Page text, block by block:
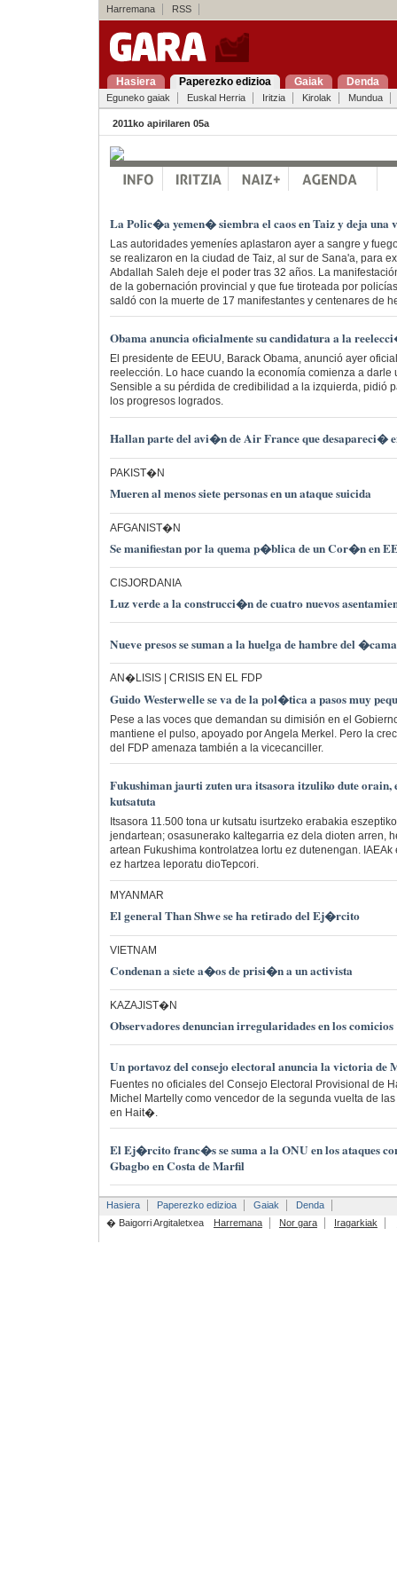
Harremana RSS
Hasiera Paperezko edizioa Gaiak Denda
Eguneko gaiak Euskal Herria Iritzia Kirolak Mundua
2011ko apirilaren 05a
La Polic�a yemen� siembra el caos en Taiz y deja una
Las autoridades yemeníes aplastaron ayer a sangre y
se realizaron en la ciudad de Taiz, al sur de Sana'a, para
Abdallah Saleh deje el poder tras 32 años. La
de la gobernación provincial y que fue tiroteada por
saldó con la muerte de 17 manifestantes y centenares de
Obama anuncia oficialmente su candidatura a la
El presidente de EEUU, Barack Obama, anunció ayer
reelección. Lo hace cuando la economía comienza a darle
Sensible a su pérdida de credibilidad a la izquierda, pidió
los progresos logrados.
Hallan parte del avi�n de Air France que desapareci�
PAKIST�N
Mueren al menos siete personas en un ataque suicida
AFGANIST�N
Se manifiestan por la quema p�blica de un Cor�n en
CISJORDANIA
Luz verde a la construcci�n de cuatro nuevos
Nueve presos se suman a la huelga de hambre del
AN�LISIS | CRISIS EN EL FDP
Guido Westerwelle se va de la pol�tica a pasos muy
Pese a las voces que demandan su dimisión en el
mantiene el pulso, apoyado por Angela Merkel. Pero la
del FDP amenaza también a la vicecanciller.
Fukushiman jaurti zuten ura itsasora itzuliko dute
kutsatuta
Itsasora 11.500 tona ur kutsatu isurtzeko erabakia
jendartean; osasunerako kaltegarria ez dela dioten arren,
artean Fukushima kontrolatzea lortu ez dutenengan.
ez hartzea leporatu dioTepcori.
MYANMAR
El general Than Shwe se ha retirado del Ej�rcito
VIETNAM
Condenan a siete a�os de prisi�n a un activista
KAZAJIST�N
Observadores denuncian irregularidades en los comicios
Un portavoz del consejo electoral anuncia la victoria
Fuentes no oficiales del Consejo Electoral Provisional de
Michel Martelly como vencedor de la segunda vuelta de
en Hait�.
El Ej�rcito franc�s se suma a la ONU en los ataques
Gbagbo en Costa de Marfil
Hasiera Paperezko edizioa Gaiak
Denda
� Baigorri Argitaletxea
Harremana Nor gara Iragarkiak